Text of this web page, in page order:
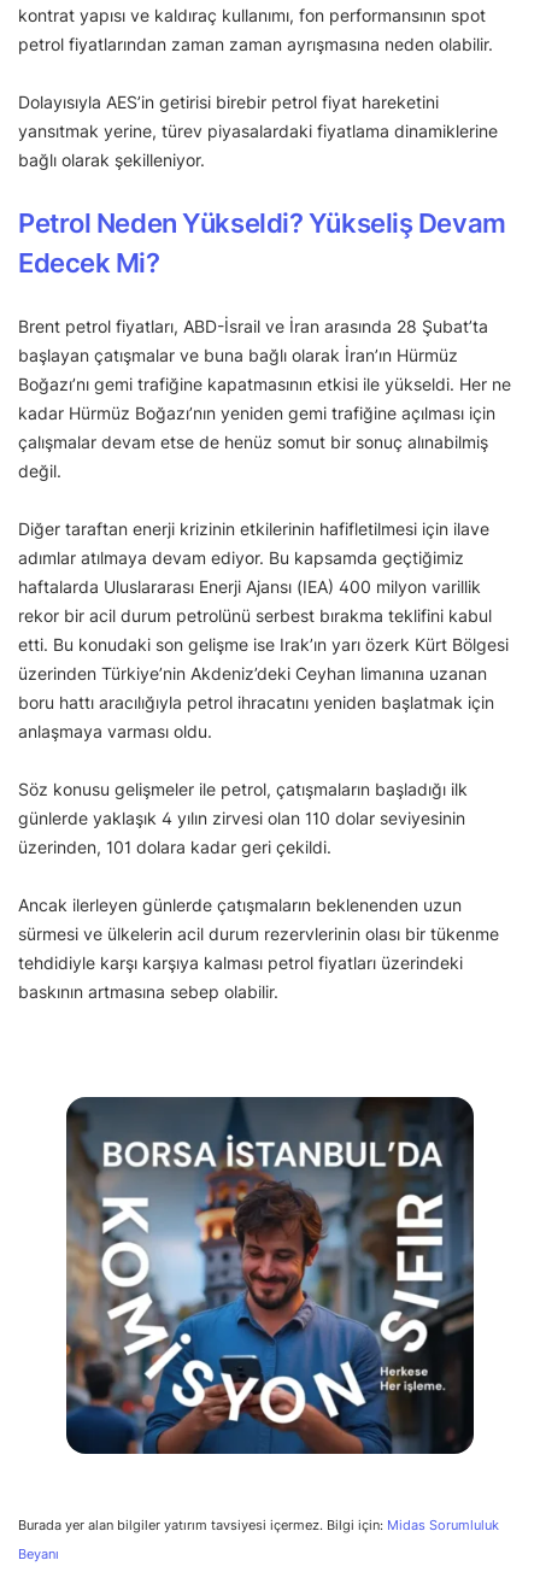
kontrat yapısı ve kaldıraç kullanımı, fon performansının spot
petrol fiyatlarından zaman zaman ayrışmasına neden olabilir.
Dolayısıyla AES’in getirisi birebir petrol fiyat hareketini
yansıtmak yerine, türev piyasalardaki fiyatlama dinamiklerine
bağlı olarak şekilleniyor.
Petrol Neden Yükseldi? Yükseliş Devam
Edecek Mi?
Brent petrol fiyatları, ABD-İsrail ve İran arasında 28 Şubat’ta
başlayan çatışmalar ve buna bağlı olarak İran’ın Hürmüz
Boğazı’nı gemi trafiğine kapatmasının etkisi ile yükseldi. Her ne
kadar Hürmüz Boğazı’nın yeniden gemi trafiğine açılması için
çalışmalar devam etse de henüz somut bir sonuç alınabilmiş
değil.
Diğer taraftan enerji krizinin etkilerinin hafifletilmesi için ilave
adımlar atılmaya devam ediyor. Bu kapsamda geçtiğimiz
haftalarda Uluslararası Enerji Ajansı (IEA) 400 milyon varillik
rekor bir acil durum petrolünü serbest bırakma teklifini kabul
etti. Bu konudaki son gelişme ise Irak’ın yarı özerk Kürt Bölgesi
üzerinden Türkiye’nin Akdeniz’deki Ceyhan limanına uzanan
boru hattı aracılığıyla petrol ihracatını yeniden başlatmak için
anlaşmaya varması oldu.
Söz konusu gelişmeler ile petrol, çatışmaların başladığı ilk
günlerde yaklaşık 4 yılın zirvesi olan 110 dolar seviyesinin
üzerinden, 101 dolara kadar geri çekildi.
Ancak ilerleyen günlerde çatışmaların beklenenden uzun
sürmesi ve ülkelerin acil durum rezervlerinin olası bir tükenme
tehdidiyle karşı karşıya kalması petrol fiyatları üzerindeki
baskının artmasına sebep olabilir.
Burada yer alan bilgiler yatırım tavsiyesi içermez. Bilgi için: Midas Sorumluluk
Beyanı